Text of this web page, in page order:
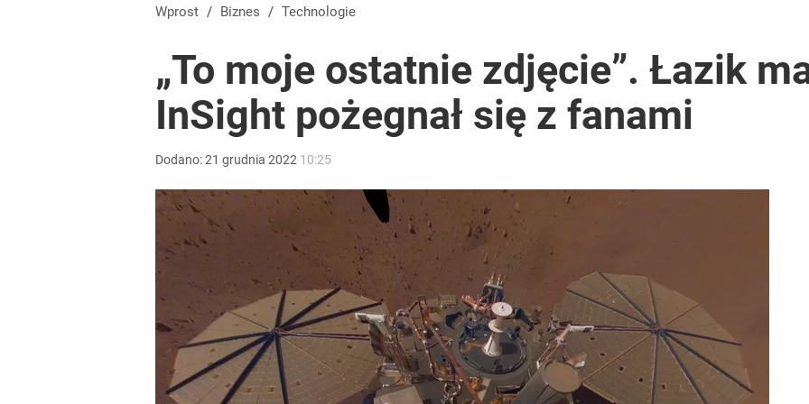
Wprost / Biznes / Technologie
„To moje ostatnie zdjęcie”. Łazik
InSight pożegnał się z fanami
Dodano:21 grudnia 2022 10:25